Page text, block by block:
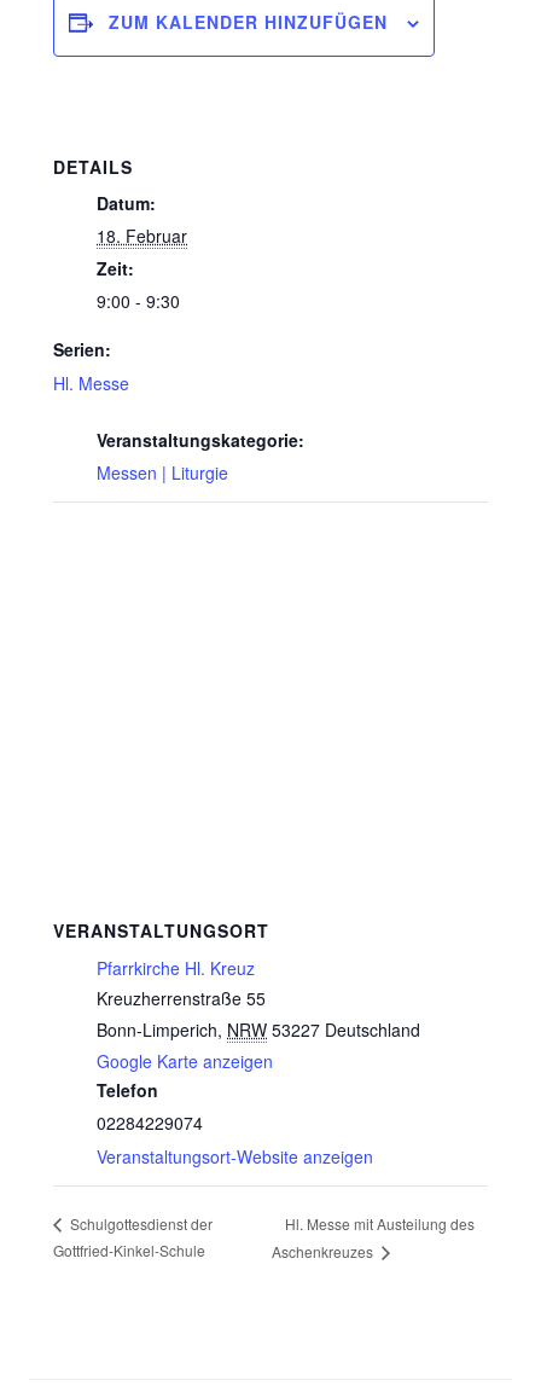
ZUM KALENDER HINZUFÜGEN
DETAILS
Datum:
18. Februar
Zeit:
9:00 - 9:30
Serien:
Hl. Messe
Veranstaltungskategorie:
Messen | Liturgie
VERANSTALTUNGSORT
Pfarrkirche Hl. Kreuz
Kreuzherrenstraße 55
Bonn-Limperich, NRW 53227 Deutschland
Google Karte anzeigen
Telefon
02284229074
Veranstaltungsort-Website anzeigen
Schulgottesdienst der
Gottfried-Kinkel-Schule
Hl. Messe mit Austeilung des
Aschenkreuzes